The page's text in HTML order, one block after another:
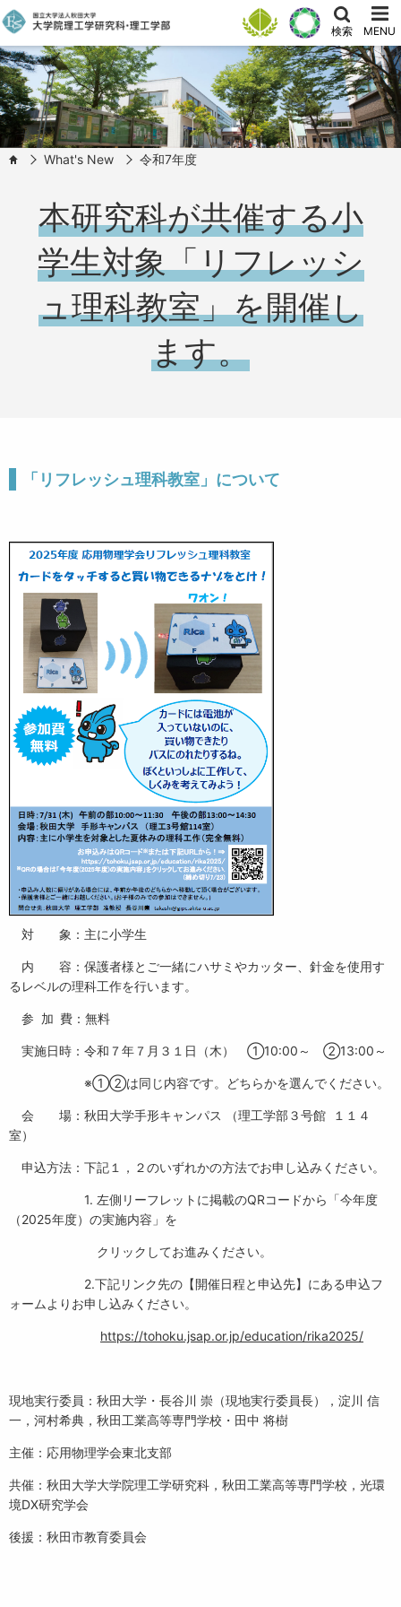
検索 MENU
HOMEWhat's New 令和7年度
本研究科が共催する小
学生対象「リフレッシ
ュ理科教室」を開催し
ます。
「リフレッシュ理科教室」について
対 象：主に小学生
内 容：保護者様とご一緒にハサミやカッター、針金を使用す
るレベルの理科工作を行います。
参 加 費：無料
実施日時：令和７年７月３１日（木） ①10:00～ ②13:00～
※①②は同じ内容です。どちらかを選んでください。
会 場：秋田大学手形キャンパス （理工学部３号館 １１４
室）
申込方法：下記１，２のいずれかの方法でお申し込みください。
1. 左側リーフレットに掲載のQRコードから「今年度
（2025年度）の実施内容」を
クリックしてお進みください。
2.下記リンク先の【開催日程と申込先】にある申込フ
ォームよりお申し込みください。
https://tohoku.jsap.or.jp/education/rika2025/
現地実行委員：秋田大学・長谷川 崇（現地実行委員長），淀川 信
一，河村希典，秋田工業高等専門学校・田中 将樹
主催：応用物理学会東北支部
共催：秋田大学大学院理工学研究科，秋田工業高等専門学校，光環
境DX研究学会
後援：秋田市教育委員会